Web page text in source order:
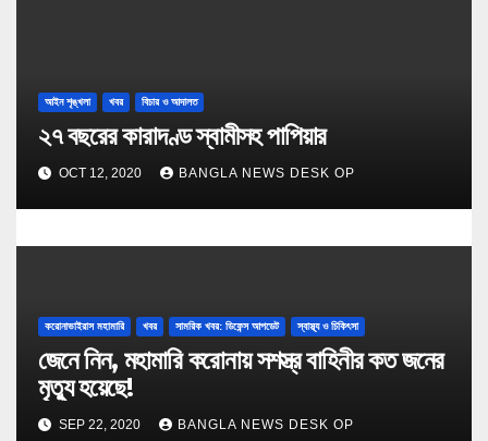
আইন শৃঙ্খলা খবর বিচার ও আদালত
২৭ বছরের কারাদণ্ড স্বামীসহ পাপিয়ার
OCT 12, 2020 BANGLA NEWS DESK OP
করোনাভাইরাস মহামারি খবর সামরিক খবর: ডিফেন্স আপডেট স্বাস্থ্য ও চিকিৎসা
জেনে নিন, মহামারি করোনায় সশস্ত্র বাহিনীর কত জনের
মৃত্যু হয়েছে!
SEP 22, 2020 BANGLA NEWS DESK OP